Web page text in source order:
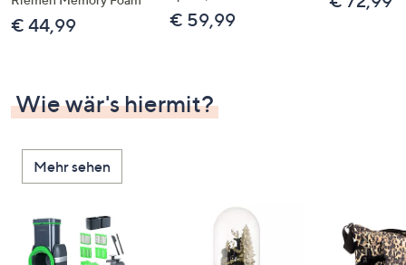
€ 44,99 € 59,99
Wie wär's hiermit?
Mehr sehen